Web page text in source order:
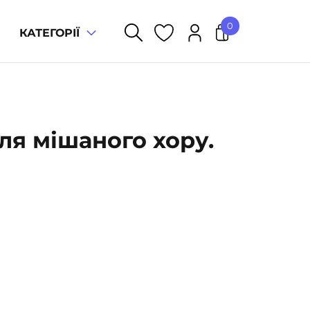
КАТЕГОРІЇ
0
У кошику немає товарів.
мішаного хору.